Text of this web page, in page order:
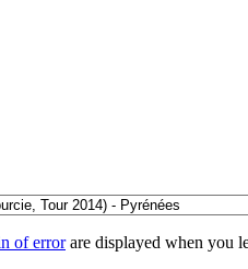
of errorare displayed when you